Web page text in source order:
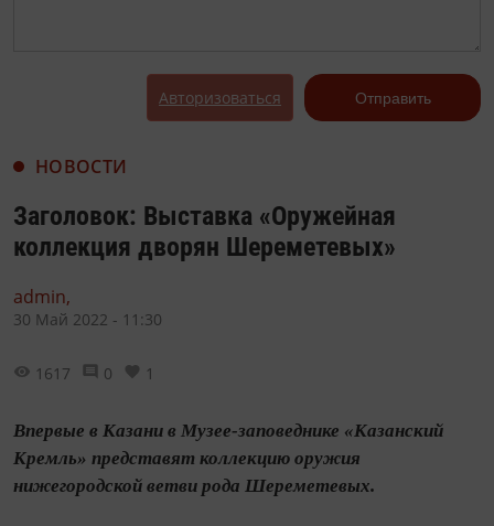
Авторизоваться Отправить
НОВОСТИ
Заголовок: Выставка «Оружейная
коллекция дворян Шереметевых»
admin,
30 Май 2022 - 11:30
1617 0 1
Впервые в Казани в Музее-заповеднике «Казанский
Кремль» представят коллекцию оружия
нижегородской ветви рода Шереметевых.